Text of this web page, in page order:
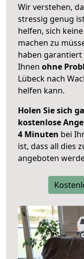
Wir verstehen,
stressig genug
helfen, sich
machen zu
haben garantiert
Ihnen ohne
Lübeck nach
helfen kann.
Holen Sie sich
kostenlose
4 Minuten bei
ist, dass all dies
angeboten